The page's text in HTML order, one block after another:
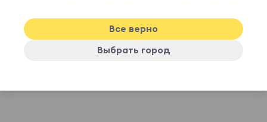
Кострома
Все верно
Выбрать город